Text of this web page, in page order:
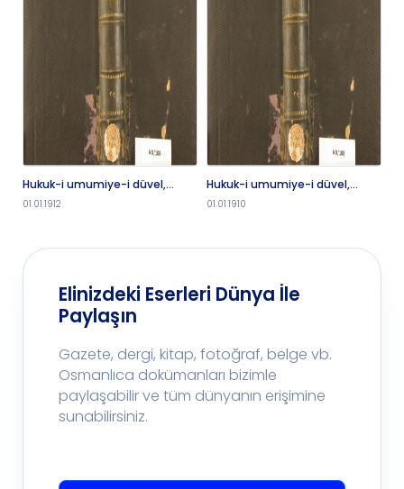
Hukuk-i umumiye-i düvel,
üçüncü kısım
01.01.1912
Hukuk-i umumiye-i düvel,
dördüncü kısım
01.01.1910
Elinizdeki Eserleri Dünya İle
Paylaşın
Gazete, dergi, kitap, fotoğraf, belge vb.
Osmanlıca dokümanları bizimle
paylaşabilir ve tüm dünyanın erişimine
sunabilirsiniz.